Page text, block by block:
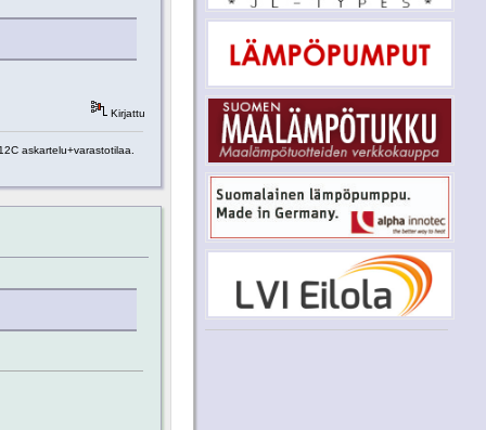
Kirjattu
askartelu+varastotilaa.